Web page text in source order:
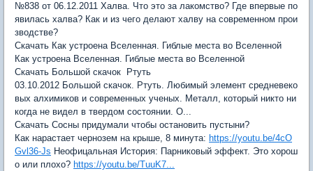
№838 от 06.12.2011 Халва. Что это за лакомство? Где впервые по
явилась халва? Как и из чего делают халву на современном прои
зводстве?
Скачать Как устроена Вселенная. Гиблые места во Вселенной
Как устроена Вселенная. Гиблые места во Вселенной
Скачать Большой скачок Ртуть
03.10.2012 Большой скачок. Ртуть. Любимый элемент средневеко
вых алхимиков и современных ученых. Металл, который никто ни
когда не видел в твердом состоянии. О...
Скачать Сосны придумали чтобы остановить пустыни?
Как нарастает чернозем на крыше, 8 минута: https://youtu.be/4cO
Gvl36-Js Неофицальная История: Парниковый эффект. Это хорош
о или плохо? https://youtu.be/TuuK7...